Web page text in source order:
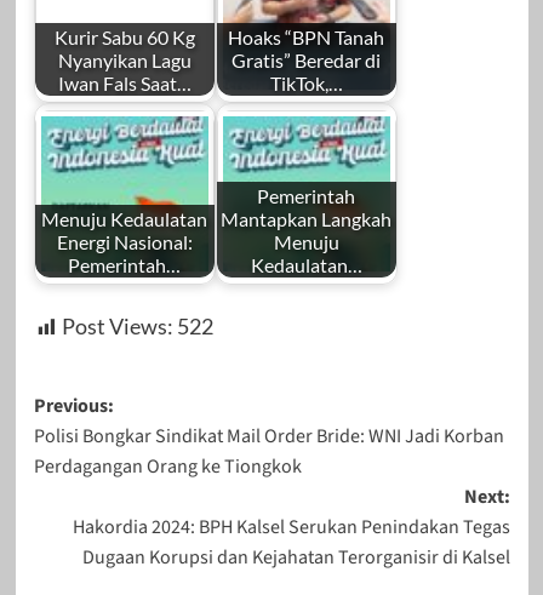
Kurir Sabu 60 Kg
Nyanyikan Lagu
Iwan Fals Saat…
Hoaks “BPN Tanah
Gratis” Beredar di
TikTok,…
Menuju Kedaulatan
Energi Nasional:
Pemerintah…
Pemerintah
Mantapkan Langkah
Menuju
Kedaulatan…
Post Views: 522
Post
navigation
Previous:
Polisi Bongkar Sindikat Mail Order Bride: WNI Jadi Korban
Perdagangan Orang ke Tiongkok
Next:
Hakordia 2024: BPH Kalsel Serukan Penindakan Tegas
Dugaan Korupsi dan Kejahatan Terorganisir di Kalsel